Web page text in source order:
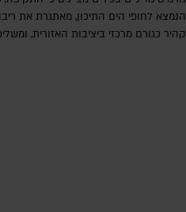
הנמצא לחופי הים התיכון, מאתגרת את
קהיר כגורם מרכזי ביציבות האזורית,